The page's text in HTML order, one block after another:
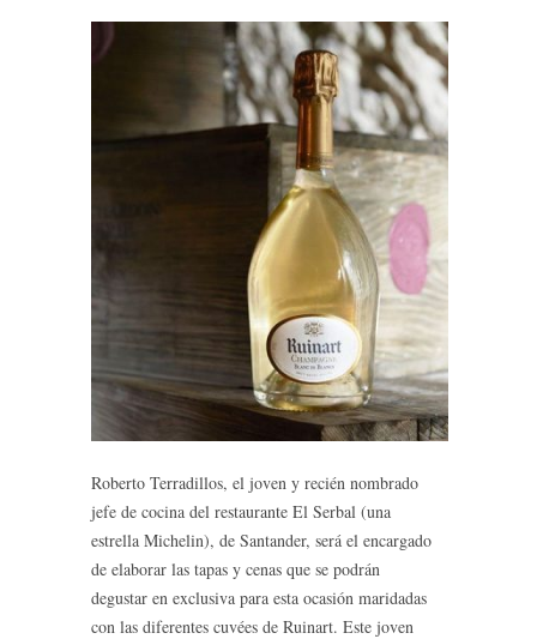
Roberto Terradillos, el joven y recién nombrado
jefe de cocina del restaurante El Serbal (una
estrella Michelin), de Santander, será el encargado
de elaborar las tapas y cenas que se podrán
degustar en exclusiva para esta ocasión maridadas
con las diferentes cuvées de Ruinart. Este joven